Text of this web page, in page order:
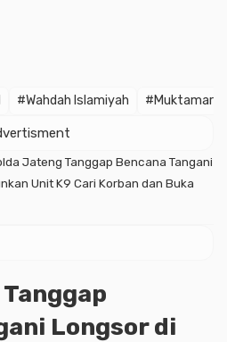
#Wahdah Islamiyah #Muktamar
Jateng Tanggap Bencana Tangani
Unit K9 Cari Korban dan Buka
Longsor di